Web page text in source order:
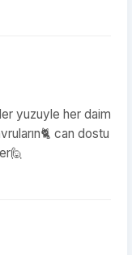
yuzuyle her daim
can dostu